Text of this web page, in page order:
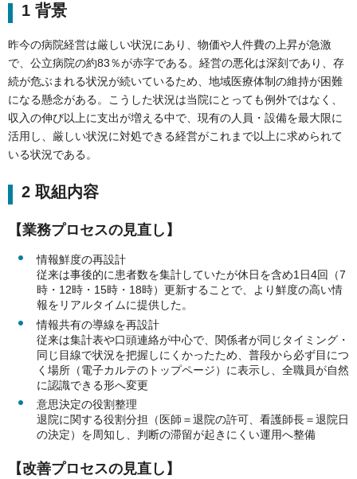
1 背景
昨今の病院経営は厳しい状況にあり、物価や人件費の上昇が急激
で、公立病院の約83％が赤字である。経営の悪化は深刻であり、存
続が危ぶまれる状況が続いているため、地域医療体制の維持が困難
になる懸念がある。こうした状況は当院にとっても例外ではなく、
収入の伸び以上に支出が増える中で、現有の人員・設備を最大限に
活用し、厳しい状況に対処できる経営がこれまで以上に求められて
いる状況である。
2 取組内容
【業務プロセスの見直し】
情報鮮度の再設計
従来は事後的に患者数を集計していたが休日を含め1日4回（7
時・12時・15時・18時）更新することで、より鮮度の高い情
報をリアルタイムに提供した。
情報共有の導線を再設計
従来は集計表や口頭連絡が中心で、関係者が同じタイミング・
同じ目線で状況を把握しにくかったため、普段から必ず目につ
く場所（電子カルテのトップページ）に表示し、全職員が自然
に認識できる形へ変更
意思決定の役割整理
退院に関する役割分担（医師＝退院の許可、看護師長＝退院日
の決定）を周知し、判断の滞留が起きにくい運用へ整備
【改善プロセスの見直し】